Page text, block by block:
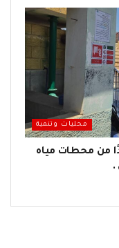
محليات وتنمية
من محطات مياه
.